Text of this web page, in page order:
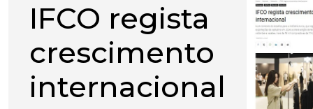
IFCO regista
crescimento
internacional